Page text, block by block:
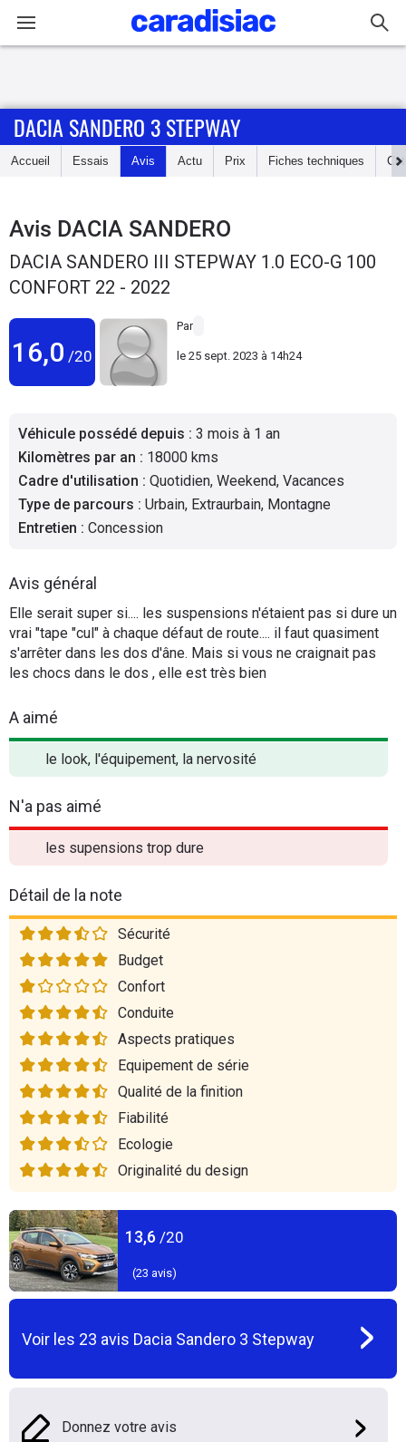
Accueil
Essais
Guide
d'achat
Utilitaires
Flottes
Auto
Services
Moto
Marques
DACIA SANDERO 3 STEPWAY
Accueil Essais Avis Actu Prix Fiches techniques
Avis DACIA SANDERO
DACIA SANDERO III STEPWAY 1.0 ECO-G 100
CONFORT 22 - 2022
16,0 /20
Par
le 25 sept. 2023 à 14h24
Véhicule possédé depuis : 3 mois à 1 an
Kilomètres par an : 18000 kms
Cadre d'utilisation : Quotidien, Weekend, Vacances
Type de parcours : Urbain, Extraurbain, Montagne
Entretien : Concession
Avis général
Elle serait super si.... les suspensions n'étaient pas si dure un
vrai "tape "cul" à chaque défaut de route.... il faut quasiment
s'arrêter dans les dos d'âne. Mais si vous ne craignait pas
les chocs dans le dos , elle est très bien
A aimé
le look, l'équipement, la nervosité
N'a pas aimé
les supensions trop dure
Détail de la note
Sécurité
Budget
Confort
Conduite
Aspects pratiques
Equipement de série
Qualité de la finition
Fiabilité
Ecologie
Originalité du design
13,6 /20
(23 avis)
Voir les 23 avis Dacia Sandero 3 Stepway
Donnez votre avis